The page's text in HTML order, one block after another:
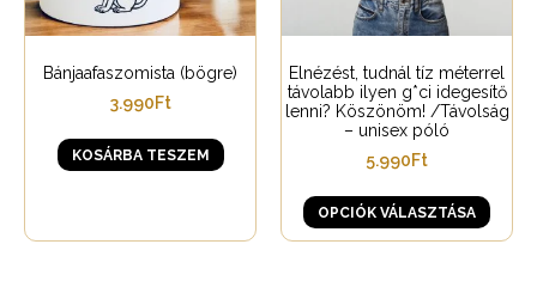
Bánjaafaszomista (bögre)
3.990Ft
KOSÁRBA TESZEM
Elnézést, tudnál tíz méterrel
távolabb ilyen g*ci idegesítő
lenni? Köszönöm! /Távolság
– unisex póló
5.990Ft
OPCIÓK VÁLASZTÁSA